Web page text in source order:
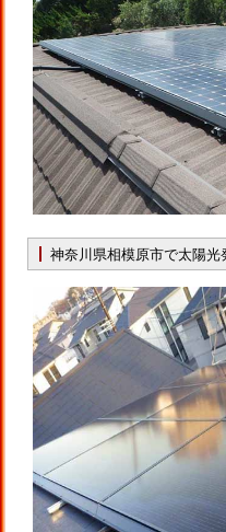
神奈川県相模原市で太陽光